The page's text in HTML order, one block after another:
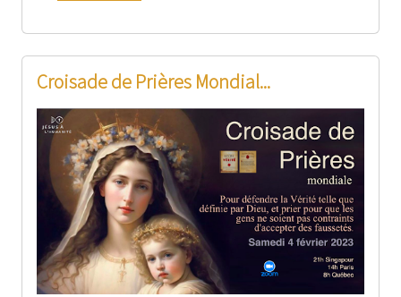
Croisade de Prières Mondial...